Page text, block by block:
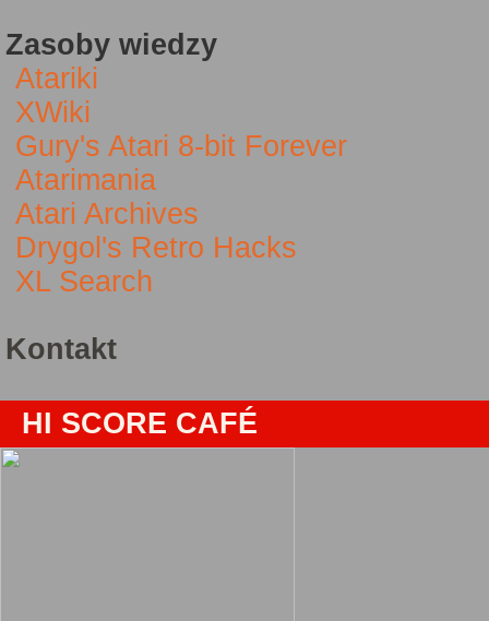
Zasoby wiedzy
Atariki
XWiki
Gury's Atari 8-bit Forever
Atarimania
Atari Archives
Drygol's Retro Hacks
XL Search
Kontakt
HI SCORE CAFÉ